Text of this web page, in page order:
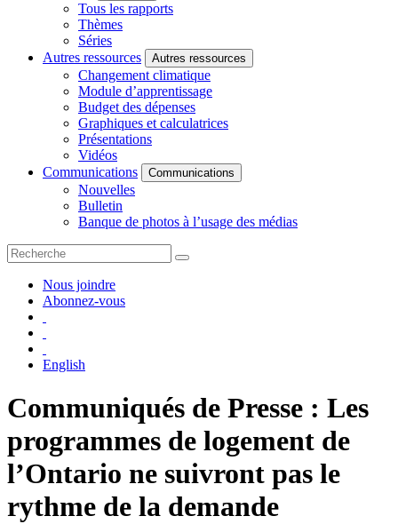
Tous les rapports
Thèmes
Séries
Autres ressources
Autres ressources
Changement climatique
Module d’apprentissage
Budget des dépenses
Graphiques et calculatrices
Présentations
Vidéos
Communications
Communications
Nouvelles
Bulletin
Banque de photos à l’usage des médias
Nous joindre
Abonnez-vous
English
Communiqués de Presse : Les
programmes de logement de
l’Ontario ne suivront pas le
rythme de la demande